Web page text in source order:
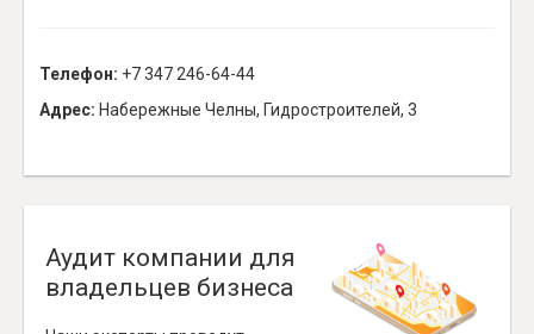
Телефон: +7 347 246-64-44
Адрес: Набережные Челны, Гидростроителей, 3
Аудит компании для
владельцев бизнеса